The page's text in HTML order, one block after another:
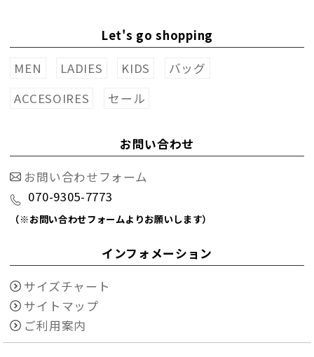
Let's go shopping
MEN
LADIES KIDS
バッグ
ACCESOIRES
セール
お問い合わせ
お問い合わせフォーム
070-9305-7773
（※お問い合わせフォームよりお願いします）
インフォメーション
サイズチャート
サイトマップ
ご利用案内